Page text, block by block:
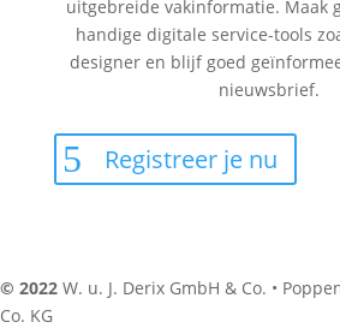
uitgebreide vakinformatie. Maak
handige digitale service-tools
designer en blijf goed
nieuwsbrief.
Registreer je nu
© 2022 W. u. J. Derix GmbH & Co. •
Co. KG